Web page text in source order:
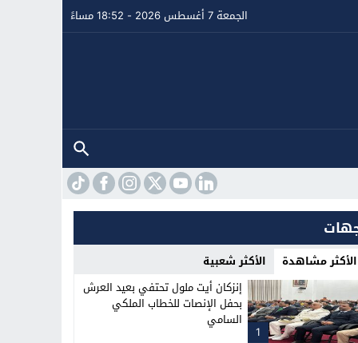
الجمعة 7 أغسطس 2026 - 18:52 مساءً
الأكثر مشاهدة الأكثر شعبية
1
إنزكان أيت ملول تحتفي بعيد العرش
بحفل الإنصات للخطاب الملكي
السامي